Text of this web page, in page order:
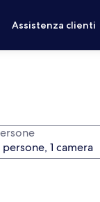
Assistenza clienti